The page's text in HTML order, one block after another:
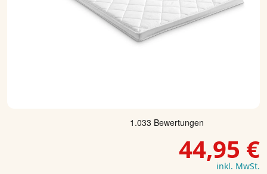
44,95 €
inkl. MwSt.